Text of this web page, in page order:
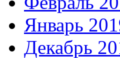
Январь
Декабрь